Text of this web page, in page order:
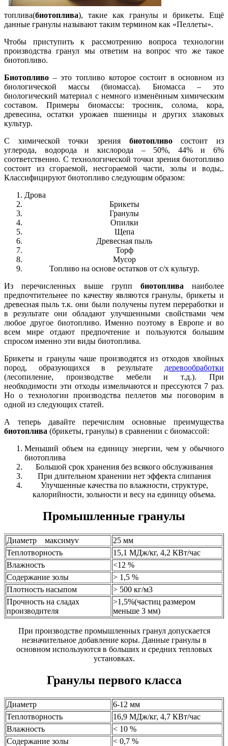
топлива(биотоплива), такие как гранулы и брикеты. Ещё
данные гранулы называют таким термином как «Пеллеты».
Чтобы приступить к рассмотрению вопроса технологии
производства гранул мы ответим на вопрос что же такое
биотопливо.
Биотопливо – это топливо которое состоит в основном из
биологической массы (биомасса). Биомасса – это
биологический материал с немного изменённым химическим
составом. Примеры биомассы: тросник, солома, кора,
древесина, остатки урожаев пшеницы и других злаковых
культур.
С химической точки зрения биотопливосостоит из
углерода, водорода и кислорода – 50%, 44% и 6%
соответственно. С технологической точки зрения биотопливо
состоит из сгораемой, несгораемой части, золы и воды,.
Классифицируют биотопливо следующим образом:
Дрова
Брикеты
Гранулы
Опилки
Щепа
Древесная пыль
Торф
Мусор
Топливо на основе остатков от с/х культур.
Из перечисленных выше групп биотоплива наиболее
предпочтительнее по качеству являются гранулы, брикеты и
древесная пыль т.к. они были получены путем переработки и
в результате они обладают улучшенными свойствами чем
любое другое биотопливо. Именно поэтому в Европе и во
всем мире отдают предпочтение и пользуются большим
спросом именно эти виды биотоплива.
Брикеты и гранулы чаше производятся из отходов хвойных
пород, образующихся в результате деревообработки
(лесопиление, производстве мебели и т.д.). При
необходимости эти отходы измельчаются и прессуются 7 раз.
Но о технологии производства пеллетов мы поговорим в
одной из следующих статей.
А теперь давайте перечислим основные преимущества
биотоплива (брикеты, гранулы) в сравнении с биомассой:
Меньший объем на единицу энергии, чем у обычного
биотоплива
Большой срок хранения без всякого обслуживания
При длительном хранении нет эффекта слипания
Улучшенные качества по влажности, структуре,
калорийности, зольности и весу на единицу объема.
Промышленные гранулы
Диаметр максимуv
25 мм
Теплотворность
15,1 МДж/кг, 4,2 КВт/час
Влажность
<12 %
Cодержание золы
> 1,5 %
Плотность насыпом
> 500 кг/м3
Прочность на сладах
производителя
>1,5%(частиц размером
меньше 3 мм)
При производстве промышленных гранул допускается
незначительное добавление коры. Данные гранулы в
основном используются в больших и средних тепловых
установках.
Гранулы первого класса
Диаметр
6-12 мм
Теплотворность
16,9 МДж/кг, 4,7 КВт/час
Влажность
< 10 %
Содержание золы
< 0,7 %